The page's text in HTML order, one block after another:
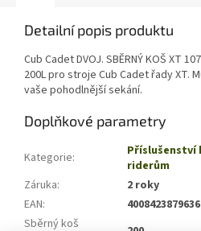
Detailní popis produktu
Cub Cadet DVOJ. SBĚRNÝ KOŠ XT
200L pro stroje Cub Cadet řady XT.
vaše pohodlnější sekání.
Doplňkové parametry
Kategorie:
Příslušenství
riderům
Záruka:
2 roky
EAN:
4008423879636
Sběrný koš